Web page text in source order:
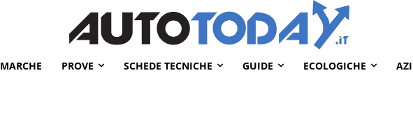
MARCHE PROVE SCHEDE TECNICHE GUIDE ECOLOGICHE